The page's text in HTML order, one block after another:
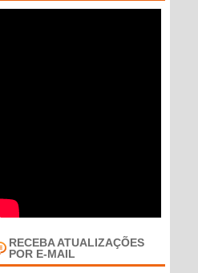
RECEBA ATUALIZAÇÕES
POR E-MAIL